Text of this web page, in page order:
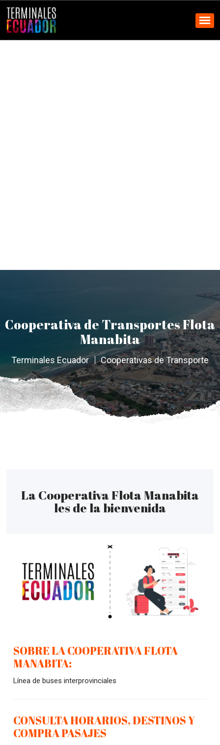
Cooperativa de Transportes Flota
Manabita
Terminales Ecuador Cooperativas de Transporte
La Cooperativa Flota Manabita
les de la bienvenida
SOBRE LA COOPERATIVA FLOTA
MANABITA:
Línea de buses interprovinciales
CONSULTA HORARIOS, DESTINOS Y
COMPRA PASAJES